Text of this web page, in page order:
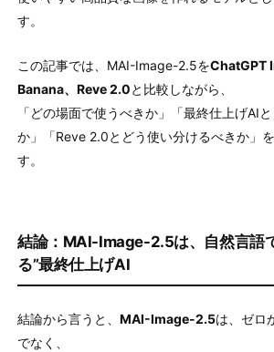
す。
この記事では、MAI-Image-2.5をChatGPT
Banana、Reve 2.0と比較しながら、
「どの場面で使うべきか」「最終仕上げAI
か」「Reve 2.0とどう使い分けるべきか」
す。
結論：MAI-Image-2.5は、自然言語
る”最終仕上げAI
結論から言うと、 MAI-Image-2.5は、ゼロ
でなく、